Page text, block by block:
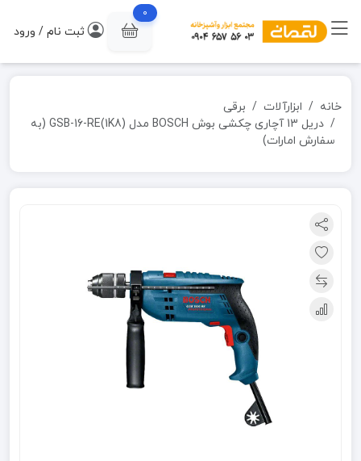
0
ثبت نام / ورود
خانه ابزارآلات
برقی
دریل 13 آچاری چکشی بوش BOSCH مدل (GSB-16-RE(1K8 (به
سفارش امارات)